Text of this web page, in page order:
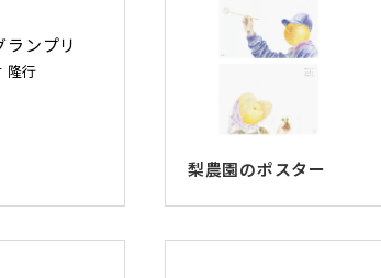
ランプリ
隆行
梨農園のポスター